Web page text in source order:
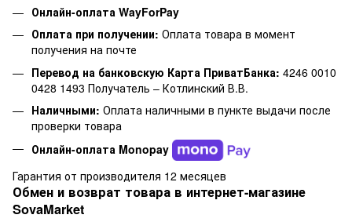
Онлайн-оплата WayForPay
Оплата при получении: Оплата товара в момент
получения на почте
Перевод на банковскую Карта ПриватБанка: 4246 0010
0428 1493 Получатель – Котлинский В.В.
Наличными: Оплата наличными в пункте выдачи после
проверки товара
Онлайн-оплата Monopay
Гарантия от производителя 12 месяцев
Обмен и возврат товара в интернет-магазине
SovaMarket